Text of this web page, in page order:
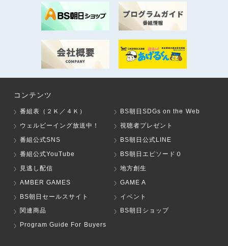
コンテンツ
番組表（２Ｋ／４Ｋ）
BS朝日SDGs on the Web
ウェルビーイング放送中！
視聴者プレゼント
番組公式SNS
BS朝日公式LINE
番組公式YouTube
BS朝日エピソード０
見逃し配信
地方創生
AMBER GAMES
GAME A
BS朝日セールスサイト
イベント
関連商品
BS朝日ショップ
Program Guide For Buyers